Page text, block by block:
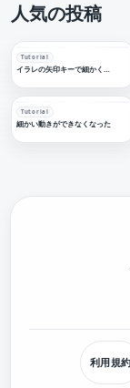
人気の投稿
Tutorial
イラレの矢印キーで細かく移動する
Tutorial
細かい動きができなくなった
利用規約